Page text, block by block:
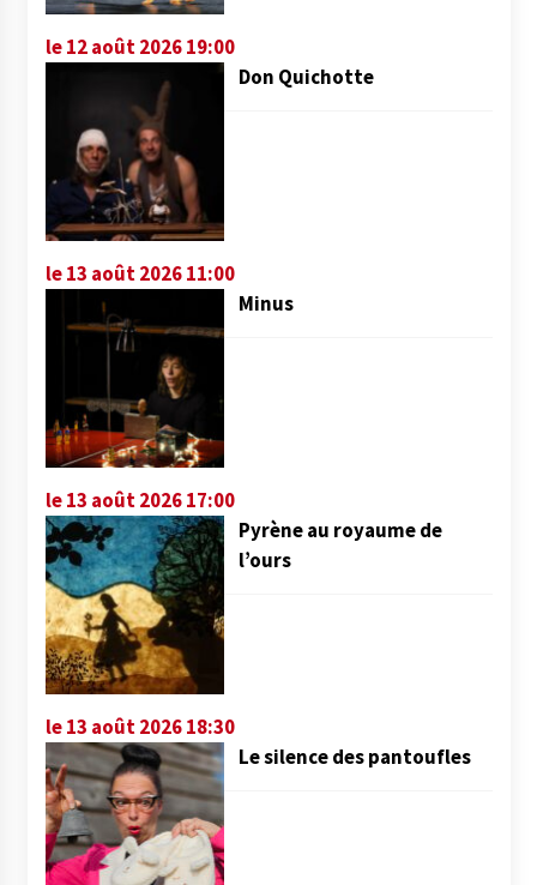
le 12 août 2026 19:00
Don Quichotte
le 13 août 2026 11:00
Minus
le 13 août 2026 17:00
Pyrène au royaume de
l’ours
le 13 août 2026 18:30
Le silence des pantoufles